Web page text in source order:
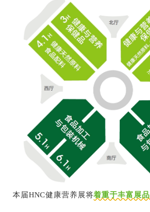
本届HNC健康营养展将着重于丰富展